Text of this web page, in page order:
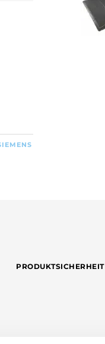
PRODUKTSICHERHEIT